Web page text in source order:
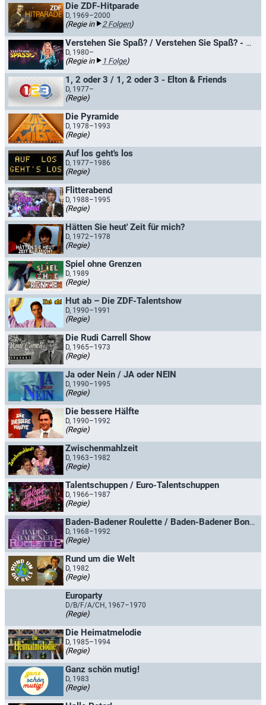
Die ZDF-Hitparade
D, 1969–2000
(Regie in 2 Folgen)
Verstehen Sie Spaß? / Verstehen Sie Spaß? - Die Hallervorden-Show
D, 1980–
(Regie in 1 Folge)
1, 2 oder 3 / 1, 2 oder 3 - Elton & Friends
D, 1977–
(Regie)
Die Pyramide
D, 1978–1993
(Regie)
Auf los geht's los
D, 1977–1986
(Regie)
Flitterabend
D, 1988–1995
(Regie)
Hätten Sie heut' Zeit für mich?
D, 1972–1978
(Regie)
Spiel ohne Grenzen
D, 1989
(Regie)
Hut ab – Die ZDF-Talentshow
D, 1990–1991
(Regie)
Die Rudi Carrell Show
D, 1965–1973
(Regie)
Ja oder Nein / JA oder NEIN
D, 1990–1995
(Regie)
Die bessere Hälfte
D, 1990–1992
(Regie)
Zwischenmahlzeit
D, 1963–1982
(Regie)
Talentschuppen / Euro-Talentschuppen
D, 1966–1987
(Regie)
Baden-Badener Roulette / Baden-Badener Bonbons
D, 1968–1992
(Regie)
Rund um die Welt
D, 1982
(Regie)
Europarty
D/B/F/A/CH, 1967–1970
(Regie)
Die Heimatmelodie
D, 1985–1994
(Regie)
Ganz schön mutig!
D, 1983
(Regie)